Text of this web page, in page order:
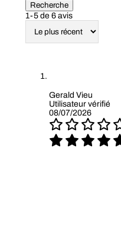
Recherche
1-5 de 6 avis
Gerald Vieu
Utilisateur vérifié
08/07/2026